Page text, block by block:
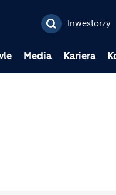
do treści
Inwestorzy
Media Kariera